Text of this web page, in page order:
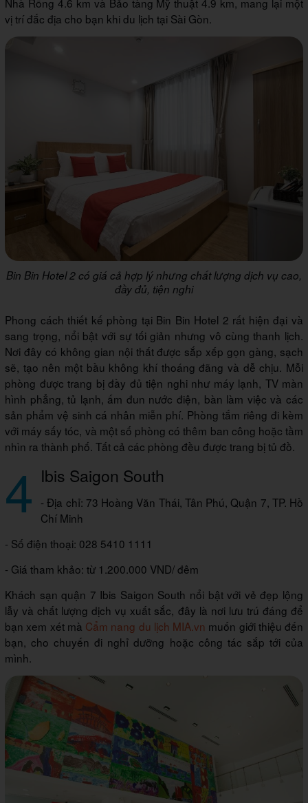
vị trí đắc địa cho bạn khi du lịch tại Sài Gòn.
Bin Bin Hotel 2 có giá cả hợp lý nhưng chất lượng dịch vụ cao,
đầy đủ, tiện nghi
Phong cách thiết kế phòng tại Bin Bin Hotel 2 rất hiện đại và
sang trọng, nổi bật với sự tối giản nhưng vô cùng thanh lịch.
Nơi đây có không gian nội thất được sắp xếp gọn gàng, sạch
sẽ, tạo nên một bầu không khí thoáng đãng và dễ chịu. Mỗi
phòng được trang bị đầy đủ tiện nghi như máy lạnh, TV màn
hình phẳng, tủ lạnh, ấm đun nước điện, bàn làm việc và các
sản phẩm vệ sinh cá nhân miễn phí. Phòng tắm riêng đi kèm
với máy sấy tóc, và một số phòng có thêm ban công hoặc tầm
nhìn ra thành phố. Tất cả các phòng đều được trang bị tủ đồ.
4 Ibis Saigon South
- Địa chỉ: 73 Hoàng Văn Thái, Tân Phú, Quận 7, TP. Hồ
Chí Minh
- Số điện thoại: 028 5410 1111
- Giá tham khảo: từ 1.200.000 VND/ đêm
Khách sạn quận 7 Ibis Saigon South nổi bật với vẻ đẹp lộng
lẫy và chất lượng dịch vụ xuất sắc, đây là nơi lưu trú đáng để
bạn xem xét mà Cẩm nang du lịch MIA.vn muốn giới thiệu đến
bạn, cho chuyến đi nghỉ dưỡng hoặc công tác sắp tới của
mình.